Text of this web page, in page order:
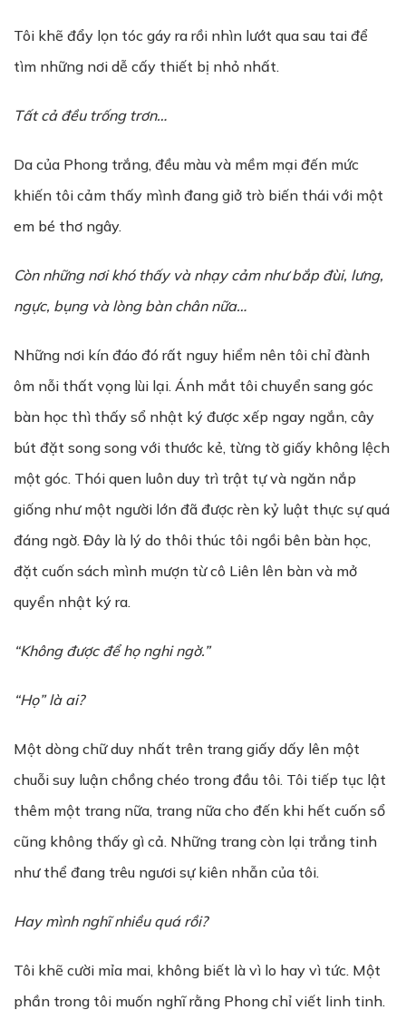
Tôi khẽ đẩy lọn tóc gáy ra rồi nhìn lướt qua sau tai để
tìm những nơi dễ cấy thiết bị nhỏ nhất.
Tất cả đều trống trơn…
Da của Phong trắng, đều màu và mềm mại đến mức
khiến tôi cảm thấy mình đang giở trò biến thái với một
em bé thơ ngây.
Còn những nơi khó thấy và nhạy cảm như bắp đùi, lưng,
ngực, bụng và lòng bàn chân nữa…
Những nơi kín đáo đó rất nguy hiểm nên tôi chỉ đành
ôm nỗi thất vọng lùi lại. Ánh mắt tôi chuyển sang góc
bàn học thì thấy sổ nhật ký được xếp ngay ngắn, cây
bút đặt song song với thước kẻ, từng tờ giấy không lệch
một góc. Thói quen luôn duy trì trật tự và ngăn nắp
giống như một người lớn đã được rèn kỷ luật thực sự quá
đáng ngờ. Đây là lý do thôi thúc tôi ngồi bên bàn học,
đặt cuốn sách mình mượn từ cô Liên lên bàn và mở
quyển nhật ký ra.
“Không được để họ nghi ngờ.”
“Họ” là ai?
Một dòng chữ duy nhất trên trang giấy dấy lên một
chuỗi suy luận chồng chéo trong đầu tôi. Tôi tiếp tục lật
thêm một trang nữa, trang nữa cho đến khi hết cuốn sổ
cũng không thấy gì cả. Những trang còn lại trắng tinh
như thể đang trêu ngươi sự kiên nhẫn của tôi.
Hay mình nghĩ nhiều quá rồi?
Tôi khẽ cười mỉa mai, không biết là vì lo hay vì tức. Một
phần trong tôi muốn nghĩ rằng Phong chỉ viết linh tinh.